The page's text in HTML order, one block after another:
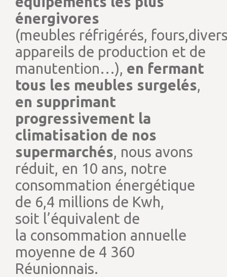
énergivores
(meubles réfrigérés,
appareils de production et de
manutention…), en fermant
tous les meubles surgelés,
en supprimant
progressivement la
climatisation de nos
supermarchés, nous avons
réduit, en 10 ans, notre
consommation énergétique
de 6,4 millions de Kwh,
soit l’équivalent de
la consommation annuelle
moyenne de 4 360
Réunionnais.